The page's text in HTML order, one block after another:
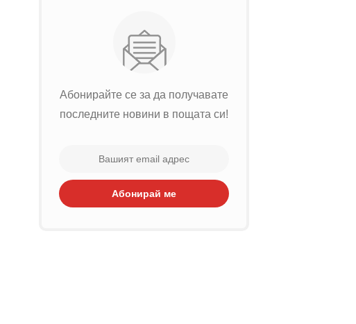
Абонирайте се за да получавате
последните новини в пощата си!
Абонирай ме